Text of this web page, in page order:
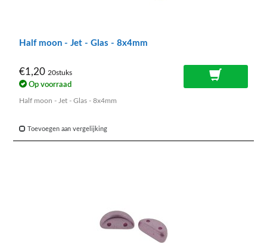
Half moon - Jet - Glas - 8x4mm
€1,20 20stuks
Op voorraad
Half moon - Jet - Glas - 8x4mm
Toevoegen aan vergelijking